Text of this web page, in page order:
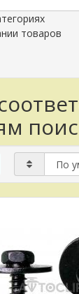
товаров